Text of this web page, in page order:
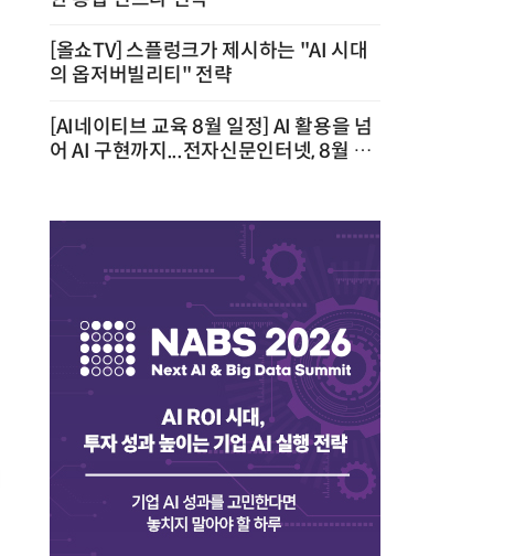
[올쇼TV] 스플렁크가 제시하는 "AI 시대
의 옵저버빌리티" 전략
[AI네이티브 교육 8월 일정] AI 활용을 넘
어 AI 구현까지...전자신문인터넷, 8월 실